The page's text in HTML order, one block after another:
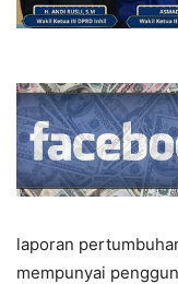
laporan
mempunyai